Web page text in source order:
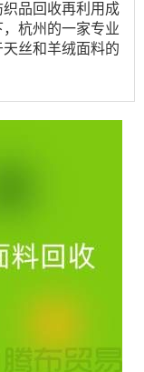
品回收再利用成
杭州的一家专业
丝和羊绒面料的